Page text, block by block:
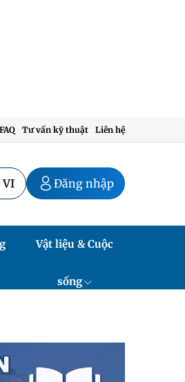
FAQ Tư vấn kỹ thuật Liên hệ
VI Đăng nhập
Vật liệu & Cuộc
sống